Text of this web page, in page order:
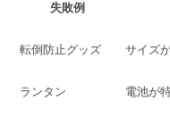
失敗例
転倒防止グッズ サイズ
ランタン 電池が